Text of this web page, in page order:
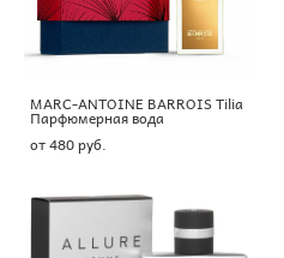
MARC-ANTOINE BARROIS Tilia
Парфюмерная вода
от 480 pуб.